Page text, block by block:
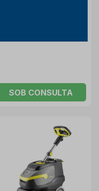
SOB CONSULTA